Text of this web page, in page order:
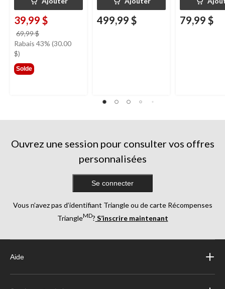
39,99 $
69,99 $
était
Rabais 43% (30.00
$)
Solde
499,99 $ 79,99 $
Ouvrez une session pour consulter vos offres
personnalisées
Se connecter
Vous n’avez pas d’identifiant Triangle ou de carte Récompenses
TriangleMD? S’inscrire maintenant
Aide